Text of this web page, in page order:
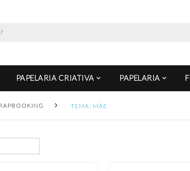
PAPELARIA CRIATIVA PAPELARIA
TEMA: MÃE